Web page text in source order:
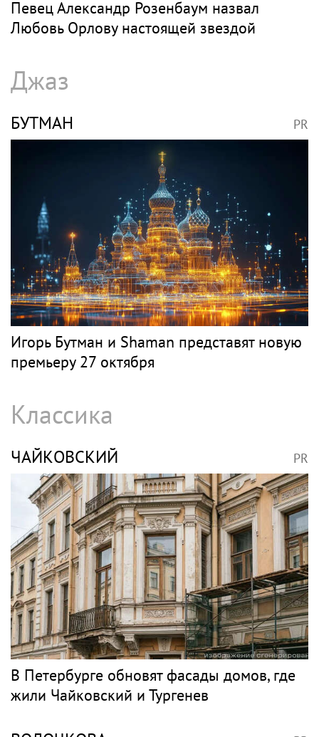
SHOT: комик Слепаков переписал свои
квартиры в РФ на родителей после
РОЗЕНБАУМ PR
Певец Александр Розенбаум назвал
Любовь Орлову настоящей звездой
Джаз
БУТМАН PR